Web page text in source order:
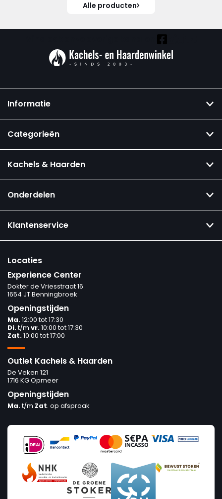
Alle producten
Informatie
Categorieën
Kachels & Haarden
Onderdelen
Klantenservice
Locaties
Experience Center
Dokter de Vriesstraat 16
1654 JT Benningbroek
Openingstijden
Ma.12:00 tot 17:30
Di.t/m vr.10:00 tot 17:30
Zat.10:00 tot 17:00
Outlet Kachels & Haarden
De Veken 121
1716 KG Opmeer
Openingstijden
Ma.t/m Zat. op afspraak